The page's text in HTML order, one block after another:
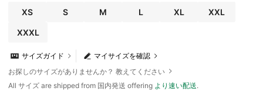
XS S M L XL XXL
XXXL
マイサイズを確認
サイズガイド
お探しのサイズがありませんか？ 教えてください
All サイズ are shipped from 国内発送 offering より速い配送.